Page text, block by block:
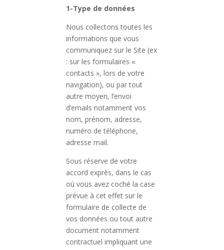
1-Type de données
Nous collectons toutes les
informations que vous
communiquez sur le Site (ex
: sur les formulaires «
contacts », lors de votre
navigation), ou par tout
autre moyen, l’envoi
d’emails notamment vos
nom, prénom, adresse,
numéro de téléphone,
adresse mail.
Sous réserve de votre
accord exprès, dans le cas
où vous avez coché la case
prévue à cet effet sur le
formulaire de collecte de
vos données ou tout autre
document notamment
contractuel impliquant une